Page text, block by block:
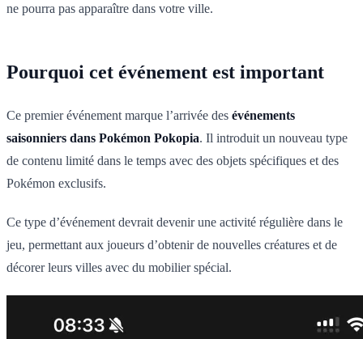
ne pourra pas apparaître dans votre ville.
Pourquoi cet événement est important
Ce premier événement marque l’arrivée des événements
saisonniers dans Pokémon Pokopia. Il introduit un nouveau type
de contenu limité dans le temps avec des objets spécifiques et des
Pokémon exclusifs.
Ce type d’événement devrait devenir une activité régulière dans le
jeu, permettant aux joueurs d’obtenir de nouvelles créatures et de
décorer leurs villes avec du mobilier spécial.